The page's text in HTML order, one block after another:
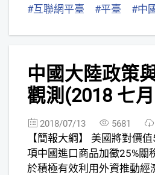
Huang)、謝雨豆
#互聯網平臺 #平臺 #中
中國大陸政策
觀測(2018 七
2018/07/13 5681
【簡報大綱】 美國將對價
項中國進口商品加徵25%關
於積極有效利用外資推動經